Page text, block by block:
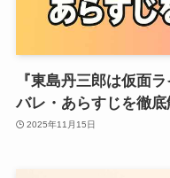
『東島丹三郎は仮面
バレ・あらすじを徹底
2025年11月15日